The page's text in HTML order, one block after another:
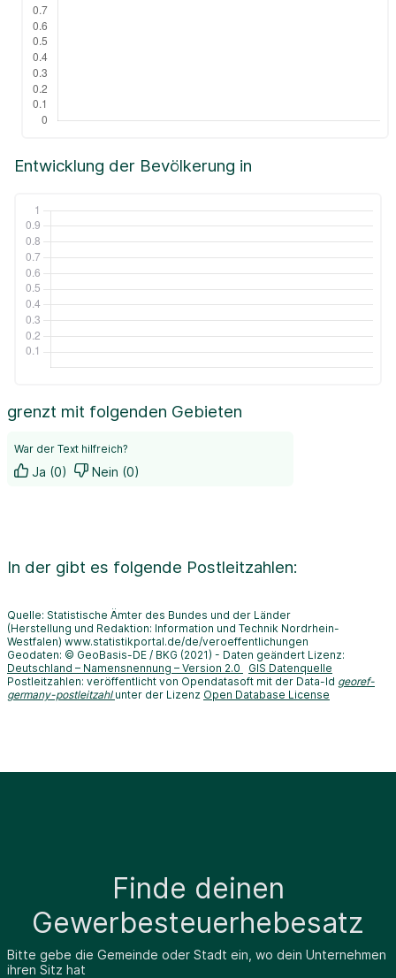
Entwicklung der Bevölkerung in
grenzt mit folgenden Gebieten
War der Text hilfreich?
Ja (0) Nein (0)
In der gibt es folgende Postleitzahlen:
Quelle: Statistische Ämter des Bundes und der Länder
(Herstellung und Redaktion: Information und Technik Nordrhein-
Westfalen) www.statistikportal.de/de/veroeffentlichungen
Geodaten: © GeoBasis-DE / BKG (2021) - Daten geändert Lizenz:
Deutschland – Namensnennung – Version 2.0
GIS Datenquelle
Postleitzahlen: veröffentlicht von Opendatasoft mit der Data-Id georef-
germany-postleitzahl unter der Lizenz Open Database License
Finde deinen
Gewerbesteuerhebesatz
Bitte gebe die Gemeinde oder Stadt ein, wo dein Unternehmen
ihren Sitz hat